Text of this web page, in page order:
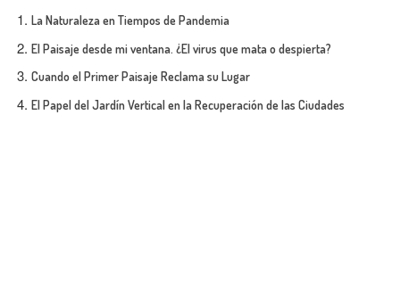
La Naturaleza en Tiempos de Pandemia
El Paisaje desde mi ventana. ¿El virus que mata o despierta?
Cuando el Primer Paisaje Reclama su Lugar
El Papel del Jardín Vertical en la Recuperación de las Ciudades